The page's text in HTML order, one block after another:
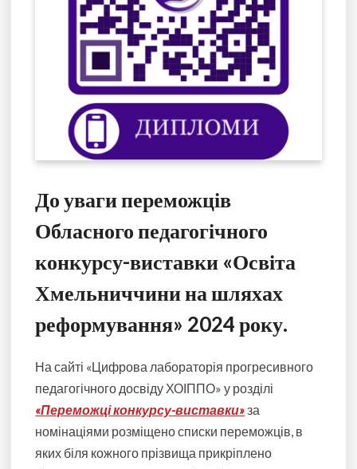
До уваги переможців
Обласного педагогічного
конкурсу-виставки «Освіта
Хмельниччини на шляхах
реформування» 2024 року.
На сайті «Цифрова лабораторія прогресивного
педагогічного досвіду ХОІППО» у розділі
«Переможці конкурсу-виставки»за
номінаціями розміщено списки переможців, в
яких біля кожного прізвища прикріплено